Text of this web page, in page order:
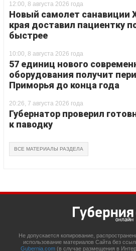
12:00, 8 августа 2026 года
Новый самолет санавиции
края доставил пациентку
быстрее
10:00, 8 августа 2026 года
57 единиц нового
оборудования получит
Приморья до конца года
20:26, 7 августа 2026 года
Губернатор проверил
к паводку
ВСЕ МАТЕРИАЛЫ РАЗДЕЛА
Не допускается копирование,
использование материалов Сайта без
Gubernia.com (в случае размещения в